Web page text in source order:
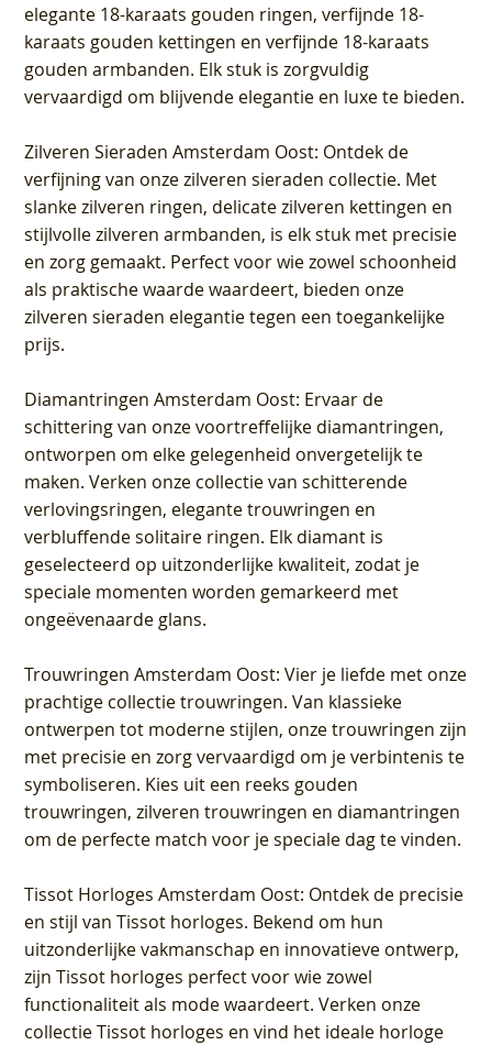
elegante 18-karaats gouden ringen, verfijnde 18-
karaats gouden kettingen en verfijnde 18-karaats
gouden armbanden. Elk stuk is zorgvuldig
vervaardigd om blijvende elegantie en luxe te bieden.
Zilveren Sieraden Amsterdam Oost: Ontdek de
verfijning van onze zilveren sieraden collectie. Met
slanke zilveren ringen, delicate zilveren kettingen en
stijlvolle zilveren armbanden, is elk stuk met precisie
en zorg gemaakt. Perfect voor wie zowel schoonheid
als praktische waarde waardeert, bieden onze
zilveren sieraden elegantie tegen een toegankelijke
prijs.
Diamantringen Amsterdam Oost: Ervaar de
schittering van onze voortreffelijke diamantringen,
ontworpen om elke gelegenheid onvergetelijk te
maken. Verken onze collectie van schitterende
verlovingsringen, elegante trouwringen en
verbluffende solitaire ringen. Elk diamant is
geselecteerd op uitzonderlijke kwaliteit, zodat je
speciale momenten worden gemarkeerd met
ongeëvenaarde glans.
Trouwringen Amsterdam Oost: Vier je liefde met onze
prachtige collectie trouwringen. Van klassieke
ontwerpen tot moderne stijlen, onze trouwringen zijn
met precisie en zorg vervaardigd om je verbintenis te
symboliseren. Kies uit een reeks gouden
trouwringen, zilveren trouwringen en diamantringen
om de perfecte match voor je speciale dag te vinden.
Tissot Horloges Amsterdam Oost: Ontdek de precisie
en stijl van Tissot horloges. Bekend om hun
uitzonderlijke vakmanschap en innovatieve ontwerp,
zijn Tissot horloges perfect voor wie zowel
functionaliteit als mode waardeert. Verken onze
collectie Tissot horloges en vind het ideale horloge